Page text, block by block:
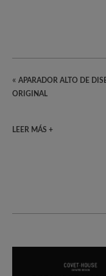
« APARADOR ALTO DE
ORIGINAL
LEER MÁS +